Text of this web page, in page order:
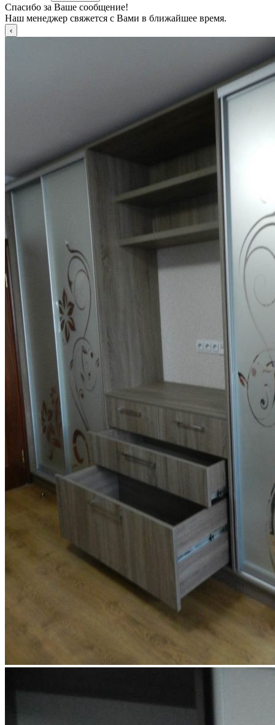
Спасибо за Ваше сообщение!
Наш менеджер свяжется с Вами в ближайшее время.